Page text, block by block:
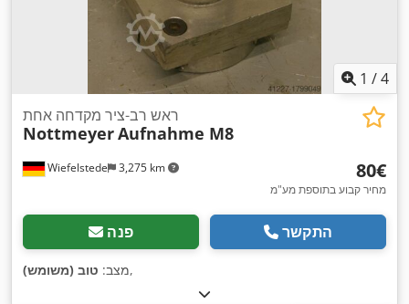
1 /4
Wiefelstede 3,275 km
ראש רב-ציר מקדחה אחת
NottmeyerAufnahme M8
‏80 ‏€
מחיר קבוע בתוספת מע"מ
פנה התקשר
מצב: טוב (משומש) ,